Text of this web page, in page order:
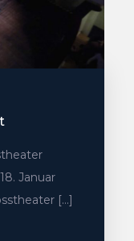
Januar
[…]